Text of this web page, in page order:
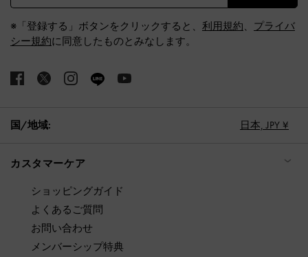
※「登録する」ボタンをクリックすると、 利用規約、 プライバ
シー規約に同意したものとみなします。
国/地域: 日本, JPY ¥
カスタマーケア
ショッピングガイド
よくあるご質問
お問い合わせ
メンバーシップ特典